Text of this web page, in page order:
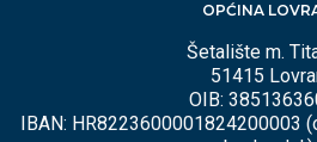
OPĆINA
Šetalište m.
51415
OIB:
IBAN: HR8223600001824200003